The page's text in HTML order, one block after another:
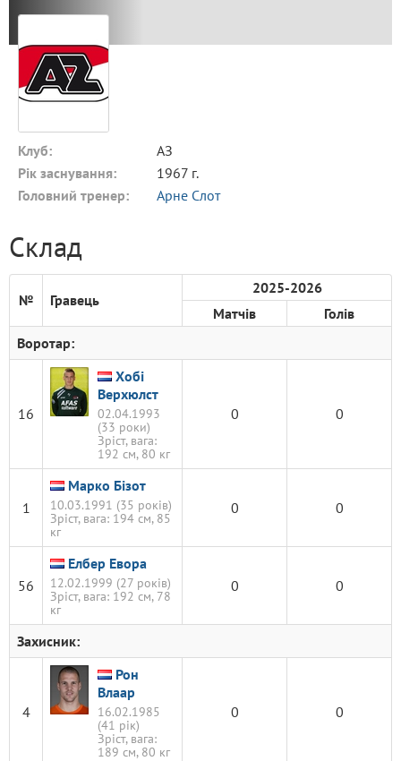
Клуб:
АЗ
Рік заснування:
1967 г.
Головний тренер:
Арне Слот
Склад
№ Гравець
2025-2026
Матчів
Голів
Воротар:
16
Хобі
Верхюлст
02.04.1993
(33 роки)
Зріст, вага:
192 см, 80 кг
0 0
1
Марко Бізот
10.03.1991 (35 років)
Зріст, вага: 194 см, 85
кг
0 0
56
Елбер Евора
12.02.1999 (27 років)
Зріст, вага: 192 см, 78
кг
0 0
Захисник:
4
Рон
Влаар
16.02.1985
(41 рік)
Зріст, вага:
189 см, 80 кг
0 0